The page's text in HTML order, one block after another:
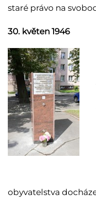
staré právo na
30. květen 1946
obyvatelstva